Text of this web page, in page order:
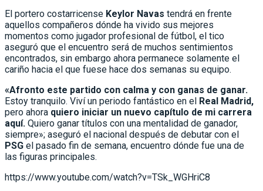
El portero costarricense Keylor Navas tendrá en frente
aquellos compañeros dónde ha vivido sus mejores
momentos como jugador profesional de fútbol, el tico
aseguró que el encuentro será de muchos sentimientos
encontrados, sin embargo ahora permanece solamente el
cariño hacia el que fuese hace dos semanas su equipo.
«Afronto este partido con calma y con ganas de ganar.
Estoy tranquilo. Viví un periodo fantástico en el Real Madrid,
pero ahora quiero iniciar un nuevo capítulo de mi carrera
aquí. Quiero ganar títulos con una mentalidad de ganador,
siempre»; aseguró el nacional después de debutar con el
PSG el pasado fin de semana, encuentro dónde fue una de
las figuras principales.
https://www.youtube.com/watch?v=TSk_WGHriC8